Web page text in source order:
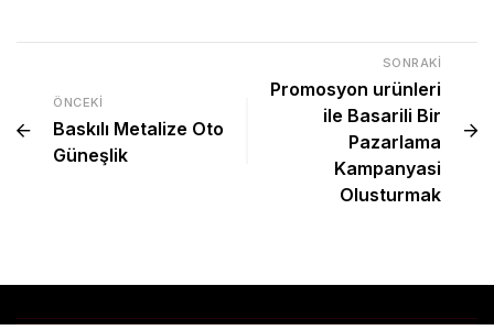
ÖNCEKI
Baskılı Metalize Oto
Güneşlik
SONRAKI
Promosyon urünleri
ile Basarili Bir
Pazarlama
Kampanyasi
Olusturmak